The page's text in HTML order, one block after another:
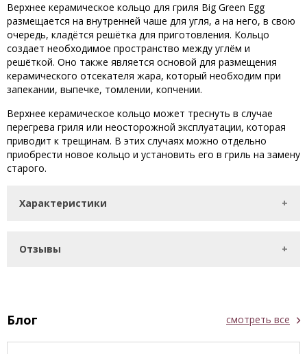
Верхнее керамическое кольцо для гриля Big Green Egg
размещается на внутренней чаше для угля, а на него, в свою
очередь, кладётся решётка для приготовления. Кольцо
создает необходимое пространство между углём и
решёткой. Оно также является основой для размещения
керамического отсекателя жара, который необходим при
запекании, выпечке, томлении, копчении.
Верхнее керамическое кольцо может треснуть в случае
перегрева гриля или неосторожной эксплуатации, которая
приводит к трещинам. В этих случаях можно отдельно
приобрести новое кольцо и установить его в гриль на замену
старого.
Характеристики
Отзывы
Блог смотреть все